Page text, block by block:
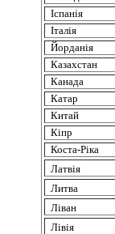
Іспанія
Італія
Йорданія
Казахстан
Канада
Катар
Китай
Кіпр
Коста-Ріка
Латвія
Литва
Ліван
Лівія